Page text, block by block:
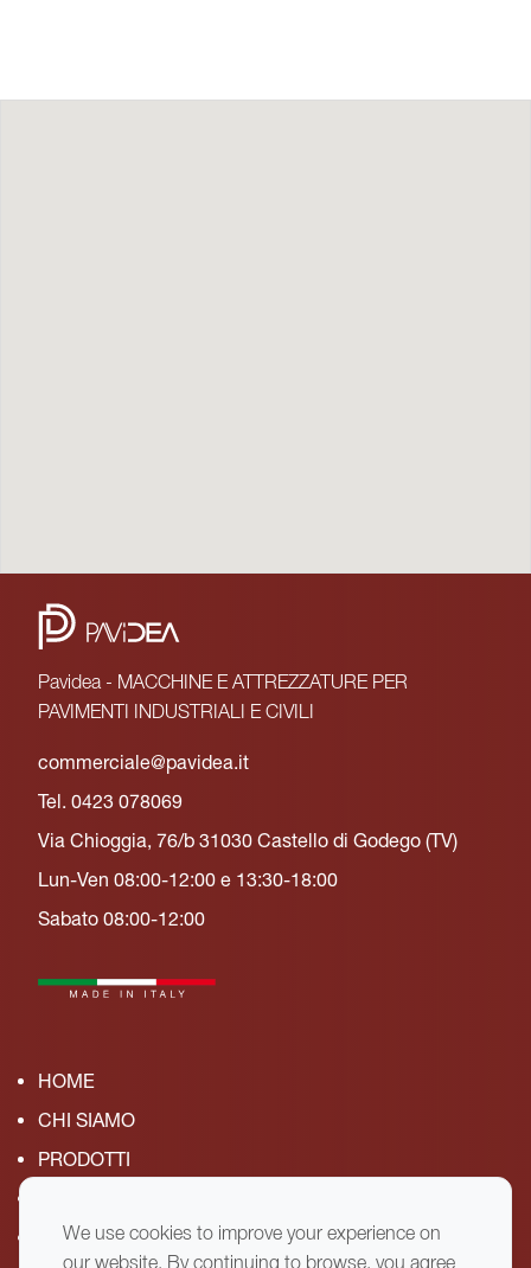
We use cookies to improve your experience on
our website. By continuing to browse, you agree
Pavidea - MACCHINE E ATTREZZATURE PER
PAVIMENTI INDUSTRIALI E CIVILI
commerciale@pavidea.it
Tel. 0423 078069
Via Chioggia, 76/b 31030 Castello di Godego (TV)
Lun-Ven 08:00-12:00 e 13:30-18:00
Sabato 08:00-12:00
HOME
CHI SIAMO
PRODOTTI
CONTATTI